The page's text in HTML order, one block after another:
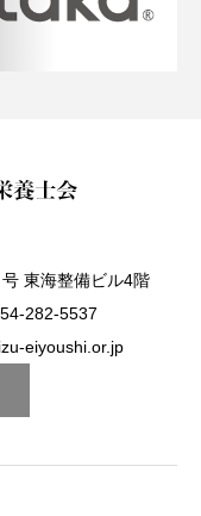
東海整備ビル4階
282-5537
eiyoushi.or.jp